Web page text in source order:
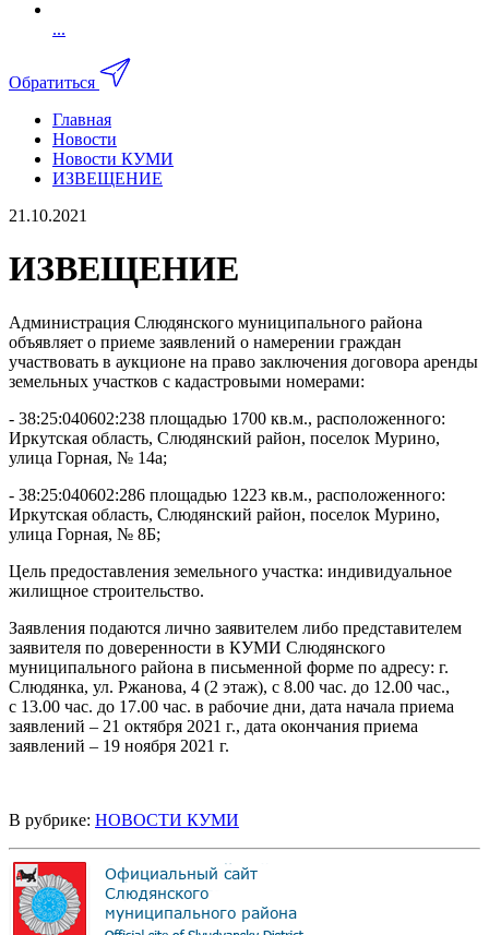
...
Обратиться
Главная
Новости
Новости КУМИ
ИЗВЕЩЕНИЕ
21.10.2021
ИЗВЕЩЕНИЕ
Администрация Слюдянского муниципального района
объявляет о приеме заявлений о намерении граждан
участвовать в аукционе на право заключения договора аренды
земельных участков с кадастровыми номерами:
- 38:25:040602:238 площадью 1700 кв.м., расположенного:
Иркутская область, Слюдянский район, поселок Мурино,
улица Горная, № 14а;
- 38:25:040602:286 площадью 1223 кв.м., расположенного:
Иркутская область, Слюдянский район, поселок Мурино,
улица Горная, № 8Б;
Цель предоставления земельного участка: индивидуальное
жилищное строительство.
Заявления подаются лично заявителем либо представителем
заявителя по доверенности в КУМИ Слюдянского
муниципального района в письменной форме по адресу: г.
Слюдянка, ул. Ржанова, 4 (2 этаж), с 8.00 час. до 12.00 час.,
с 13.00 час. до 17.00 час. в рабочие дни, дата начала приема
заявлений – 21 октября 2021 г., дата окончания приема
заявлений – 19 ноября 2021 г.
В рубрике: НОВОСТИ КУМИ